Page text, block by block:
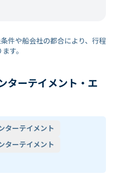
件や船会社の都合により、行程
す。
ターテイメント・エ
ターテイメント
ターテイメント